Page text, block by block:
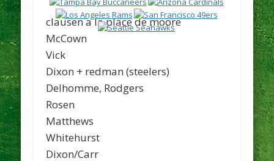
clausen a la place de moore
McCown
Vick
Dixon + redman (steelers)
Delhomme, Rodgers
Rosen
Matthews
Whitehurst
Dixon/Carr